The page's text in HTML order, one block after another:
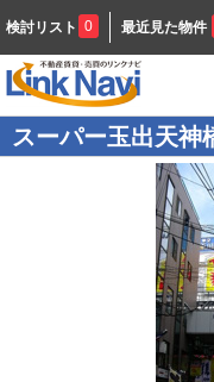
検討リスト 0 最近見た物件
スーパー玉出天神